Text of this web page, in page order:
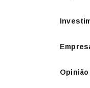
Opinião